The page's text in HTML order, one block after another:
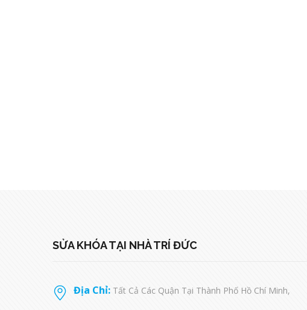
SỬA KHÓA TẠI NHÀ TRÍ ĐỨC
Địa Chỉ: Tất Cả Các Quận Tại Thành Phố Hồ Chí Minh,